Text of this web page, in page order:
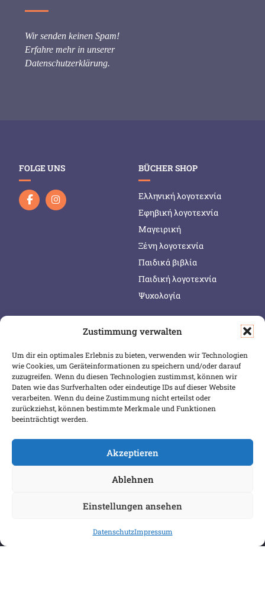
Zustimmung verwalten
Um dir ein optimales Erlebnis zu bieten, verwenden wir Technologien
wie Cookies, um Geräteinformationen zu speichern und/oder darauf
zuzugreifen. Wenn du diesen Technologien zustimmst, können wir
Daten wie das Surfverhalten oder eindeutige IDs auf dieser Website
verarbeiten. Wenn du deine Zustimmung nicht erteilst oder
zurückziehst, können bestimmte Merkmale und Funktionen
beeinträchtigt werden.
Akzeptieren
Ablehnen
Einstellungen ansehen
DatenschutzImpressum
Wir senden keinen Spam!
Erfahre mehr in unserer
Datenschutzerklärung.
FOLGE UNS BÜCHER SHOP
Ελληνική λογοτεχνία
Εφηβική λογοτεχνία
Μαγειρική
Ξένη λογοτεχνία
Παιδικά βιβλία
Παιδική λογοτεχνία
Ψυχολογία
SERVICE & INFOS
Warenkorb
Wunschliste
Mein Konto
Versand & Lieferung
Zahlungsweisen
SICHER BEZAHLEN